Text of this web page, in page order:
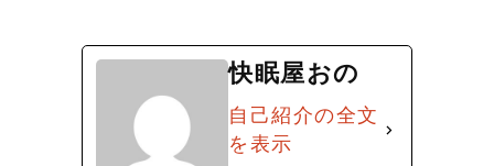
快眠屋おの
自己紹介の全文
を表示